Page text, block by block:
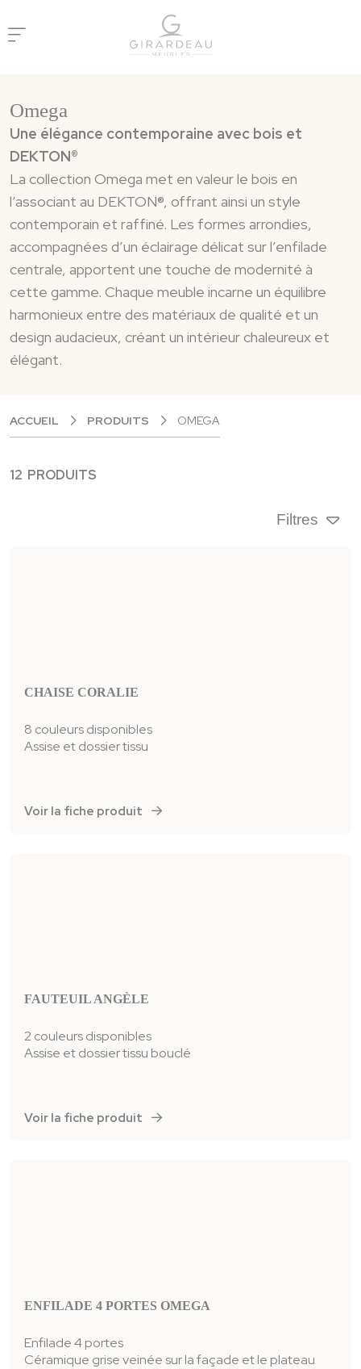
Omega
Une élégance contemporaine avec bois et
DEKTON®
La collection Omega met en valeur le bois en
l’associant au DEKTON®, offrant ainsi un style
contemporain et raffiné. Les formes arrondies,
accompagnées d’un éclairage délicat sur l’enfilade
centrale, apportent une touche de modernité à
cette gamme. Chaque meuble incarne un équilibre
harmonieux entre des matériaux de qualité et un
design audacieux, créant un intérieur chaleureux et
élégant.
ACCUEIL PRODUITS OMEGA
12 PRODUITS
CHAISE CORALIE
8 couleurs disponibles
Assise et dossier tissu
Voir la fiche produit
FAUTEUIL ANGÈLE
2 couleurs disponibles
Assise et dossier tissu bouclé
Voir la fiche produit
ENFILADE 4 PORTES OMEGA
Enfilade 4 portes
Céramique grise veinée sur la façade et le plateau
Filtres